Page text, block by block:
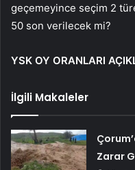
geçemeyince seçim 2
50 son verilecek mi?
YSK OY ORANLARI
İlgili Makaleler
Zarar